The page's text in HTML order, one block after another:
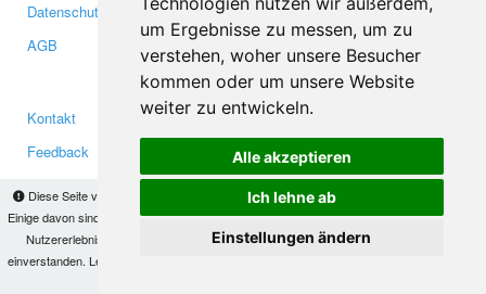
um Ergebnisse zu messen, um zu
verstehen, woher unsere Besucher
kommen oder um unsere Website
weiter zu entwickeln.
Alle akzeptieren
Ich lehne ab
Einstellungen ändern
Diese Seite verwendet Cookies, um Informationen auf Ihrem Computer zu speichern.
Einige davon sind notwendig, damit unsere Seite funktioniert, andere helfen uns dabei, das
Nutzererlebnis zu verbessern. Mit der Nutzung dieser Seite erklären Sie sich damit
einverstanden. Lesen Sie unsere
Datenschutzerklärung
AGB
Investoren
Medien
Kontakt
Feedback
Facebook
Twitter
YouTube
Google+